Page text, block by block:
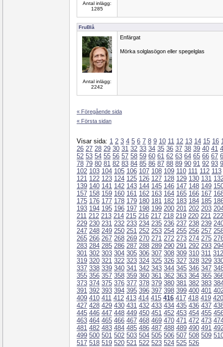
Antal inlägg:
1285
FruBlå
Antal inlägg:
2242
Enfärgat
Mörka solglasögon eller spegelglas
« Föregående sida
« Första sidan
Visar sida: 1 2 3 4 5 6 7 8 9 10 11 12 13 14 15 16
26 27 28 29 30 31 32 33 34 35 36 37 38 39 40 41
52 53 54 55 56 57 58 59 60 61 62 63 64 65 66 67
78 79 80 81 82 83 84 85 86 87 88 89 90 91 92 93
102 103 104 105 106 107 108 109 110 111 112 113
121 122 123 124 125 126 127 128 129 130 131
139 140 141 142 143 144 145 146 147 148 149
157 158 159 160 161 162 163 164 165 166 167
175 176 177 178 179 180 181 182 183 184 185
193 194 195 196 197 198 199 200 201 202 203
211 212 213 214 215 216 217 218 219 220 221 222
229 230 231 232 233 234 235 236 237 238 239
247 248 249 250 251 252 253 254 255 256 257
265 266 267 268 269 270 271 272 273 274 275
283 284 285 286 287 288 289 290 291 292 293
301 302 303 304 305 306 307 308 309 310 311 312
319 320 321 322 323 324 325 326 327 328 329
337 338 339 340 341 342 343 344 345 346 347
355 356 357 358 359 360 361 362 363 364 365
373 374 375 376 377 378 379 380 381 382 383
391 392 393 394 395 396 397 398 399 400 401
409 410 411 412 413 414 415 416 417 418 419 420
427 428 429 430 431 432 433 434 435 436 437
445 446 447 448 449 450 451 452 453 454 455
463 464 465 466 467 468 469 470 471 472 473
481 482 483 484 485 486 487 488 489 490 491
499 500 501 502 503 504 505 506 507 508 509
517 518 519 520 521 522 523 524 525 526